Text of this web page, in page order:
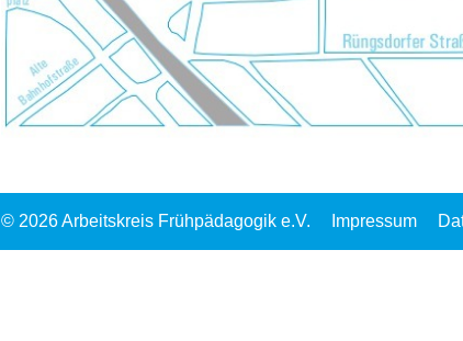
© 2026 Arbeitskreis Frühpädagogik e.V. Impressum